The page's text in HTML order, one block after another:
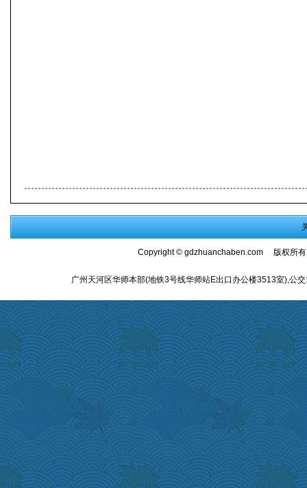
Copyright © gdzhuanchaben.com版权所
广州天河区华师本部(地铁3号线华师站E出口办公楼3513室),公